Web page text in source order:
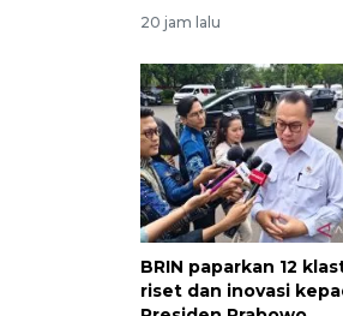
20 jam lalu
BRIN paparkan 12
riset dan inovasi